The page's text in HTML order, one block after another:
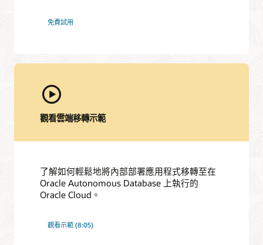
免費試用
觀看雲端移轉示範
了解如何輕鬆地將內部部署應用程式移轉至在
Oracle Autonomous Database 上執行的
Oracle Cloud。
觀看示範 (8:05)